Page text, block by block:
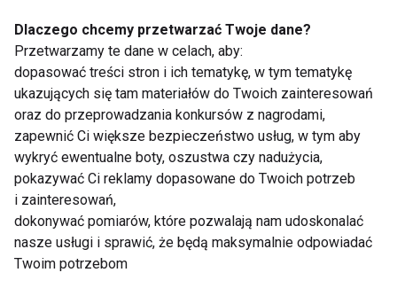
Uznanie i najwięcej punktów od jurorów (komplet)
otrzymali Julia Kamińska i Rafał Maserak oraz
Aleksandra Szwed i Robert Rowiński. Z kolei
najwięcej głosów smsowych wśród widzów zebrali
Kamińska i Maserak, którzy wyprzedzili Glinkę i
Terrazzino oraz Oceanę i Rowińskiego. Po odejściu
Przemysława Salety i Izy Janachowskiej pozostało 9
par, które zobaczymy już za tydzień w kolejnych
zmaganiach na parkiecie.
www.fit.pl
Dlaczego chcemy przetwarzać Twoje dane?
Przetwarzamy te dane w celach, aby:
dopasować treści stron i ich tematykę, w tym tematykę
ukazujących się tam materiałów do Twoich zainteresowań
oraz do przeprowadzania konkursów z nagrodami,
zapewnić Ci większe bezpieczeństwo usług, w tym aby
wykryć ewentualne boty, oszustwa czy nadużycia,
pokazywać Ci reklamy dopasowane do Twoich potrzeb
i zainteresowań,
dokonywać pomiarów, które pozwalają nam udoskonalać
nasze usługi i sprawić, że będą maksymalnie odpowiadać
Twoim potrzebom